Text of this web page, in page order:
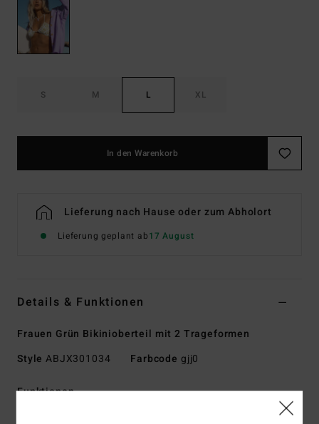
S M L XL
In den Warenkorb
Lieferung nach Hause oder zum Abholort
Lieferung geplant ab17 August
Details & Funktionen
Frauen Grün Bikinioberteil mit 2 Trageformen
Style ABJX301034 Farbcode gjj0
Funktionen